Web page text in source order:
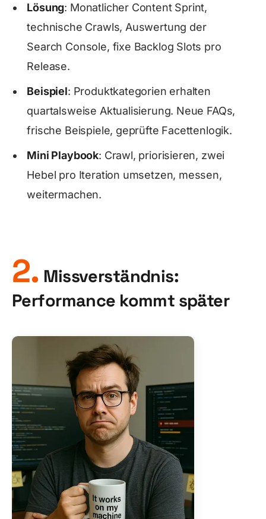
Lösung: Monatlicher Content Sprint,
technische Crawls, Auswertung der
Search Console, fixe Backlog Slots pro
Release.
Beispiel: Produktkategorien erhalten
quartalsweise Aktualisierung. Neue FAQs,
frische Beispiele, geprüfte Facettenlogik.
Mini Playbook: Crawl, priorisieren, zwei
Hebel pro Iteration umsetzen, messen,
weitermachen.
2. Missverständnis:
Performance kommt später